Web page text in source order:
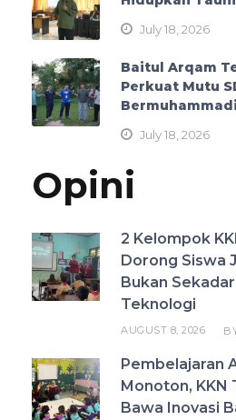
July 18, 2026
Baitul Arqam
Perkuat Mutu
July 18, 2026
Opini
2 Kelompok
Dorong Siswa
Bukan
Teknologi
AUGUST 8, 2026
Pembelajaran
Monoton, KKN
Bawa Inovasi